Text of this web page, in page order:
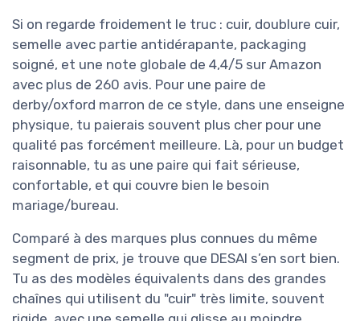
Si on regarde froidement le truc : cuir, doublure cuir,
semelle avec partie antidérapante, packaging
soigné, et une note globale de 4,4/5 sur Amazon
avec plus de 260 avis. Pour une paire de
derby/oxford marron de ce style, dans une enseigne
physique, tu paierais souvent plus cher pour une
qualité pas forcément meilleure. Là, pour un budget
raisonnable, tu as une paire qui fait sérieuse,
confortable, et qui couvre bien le besoin
mariage/bureau.
Comparé à des marques plus connues du même
segment de prix, je trouve que DESAI s’en sort bien.
Tu as des modèles équivalents dans des grandes
chaînes qui utilisent du "cuir" très limite, souvent